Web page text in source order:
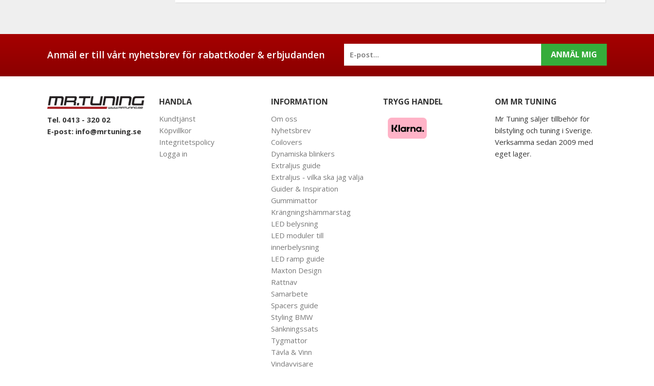
Anmäl er till vårt nyhetsbrev för rabattkoder & erbjudanden ANMÄL MIG
Tel. 0413 - 320 02
E-post: info@mrtuning.se
HANDLA
Kundtjänst
Köpvillkor
Integritetspolicy
Logga in
INFORMATION
Om oss
Nyhetsbrev
Coilovers
Dynamiska blinkers
Extraljus guide
Extraljus - vilka ska jag välja
Guider & Inspiration
Gummimattor
Krängningshämmarstag
LED belysning
LED moduler till
innerbelysning
LED ramp guide
Maxton Design
Rattnav
Samarbete
Spacers guide
Styling BMW
Sänkningssats
Tygmattor
Tävla & Vinn
Vindavvisare
TRYGG HANDEL OM MR TUNING
Mr Tuning säljer tillbehör för
bilstyling och tuning i Sverige.
Verksamma sedan 2009 med
eget lager.